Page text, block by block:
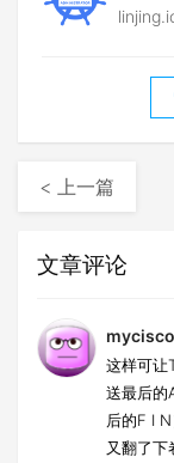
< 上一篇
文章评论
mycisco
这样可让
送最后的
后的F I N
又翻了下